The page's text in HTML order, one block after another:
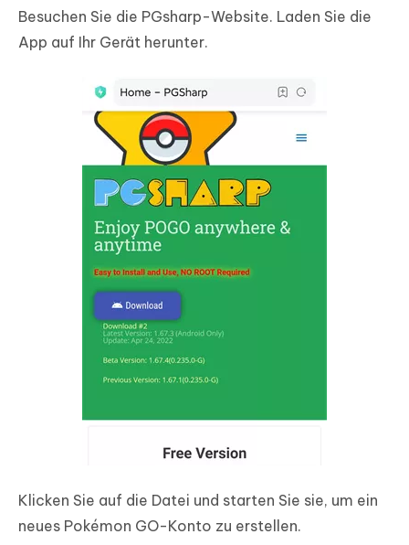
Besuchen Sie die PGsharp-Website. Laden Sie die
App auf Ihr Gerät herunter.
Klicken Sie auf die Datei und starten Sie sie, um ein
neues Pokémon GO-Konto zu erstellen.